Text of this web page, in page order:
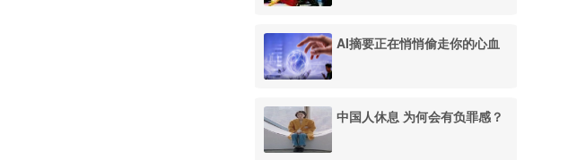
AI摘要正在悄悄偷走你的心血
中国人休息 为何会有负罪感？